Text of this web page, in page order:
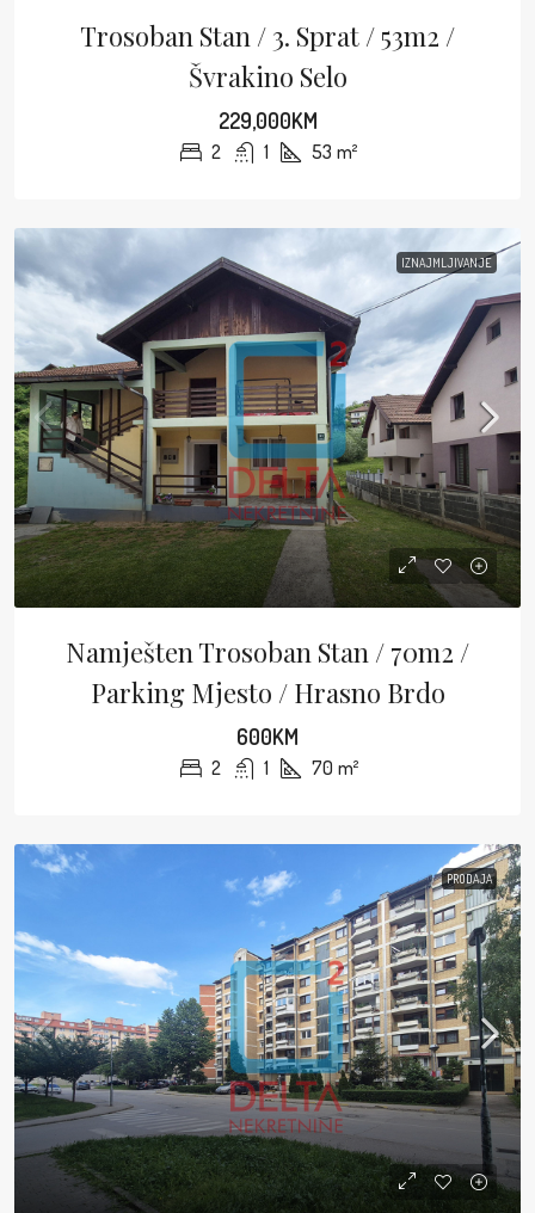
Trosoban Stan / 3. Sprat / 53m2 /
Švrakino Selo
229,000KM
2 1 53 m²
IZNAJMLJIVANJE
Namješten Trosoban Stan / 70m2 /
Parking Mjesto / Hrasno Brdo
600KM
2 1 70 m²
PRODAJA